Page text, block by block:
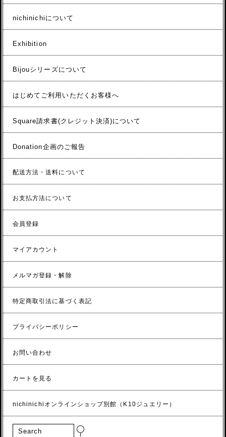
nichinichiについて
Exhibition
Bijouシリーズについて
はじめてご利用いただくお客様へ
Square請求書(クレジット決済)について
Donation企画のご報告
配送方法・送料について
お支払方法について
会員登録
マイアカウント
メルマガ登録・解除
特定商取引法に基づく表記
プライバシーポリシー
お問い合わせ
カートを見る
nichinichiオンラインショップ別館（K10ジュエリー）